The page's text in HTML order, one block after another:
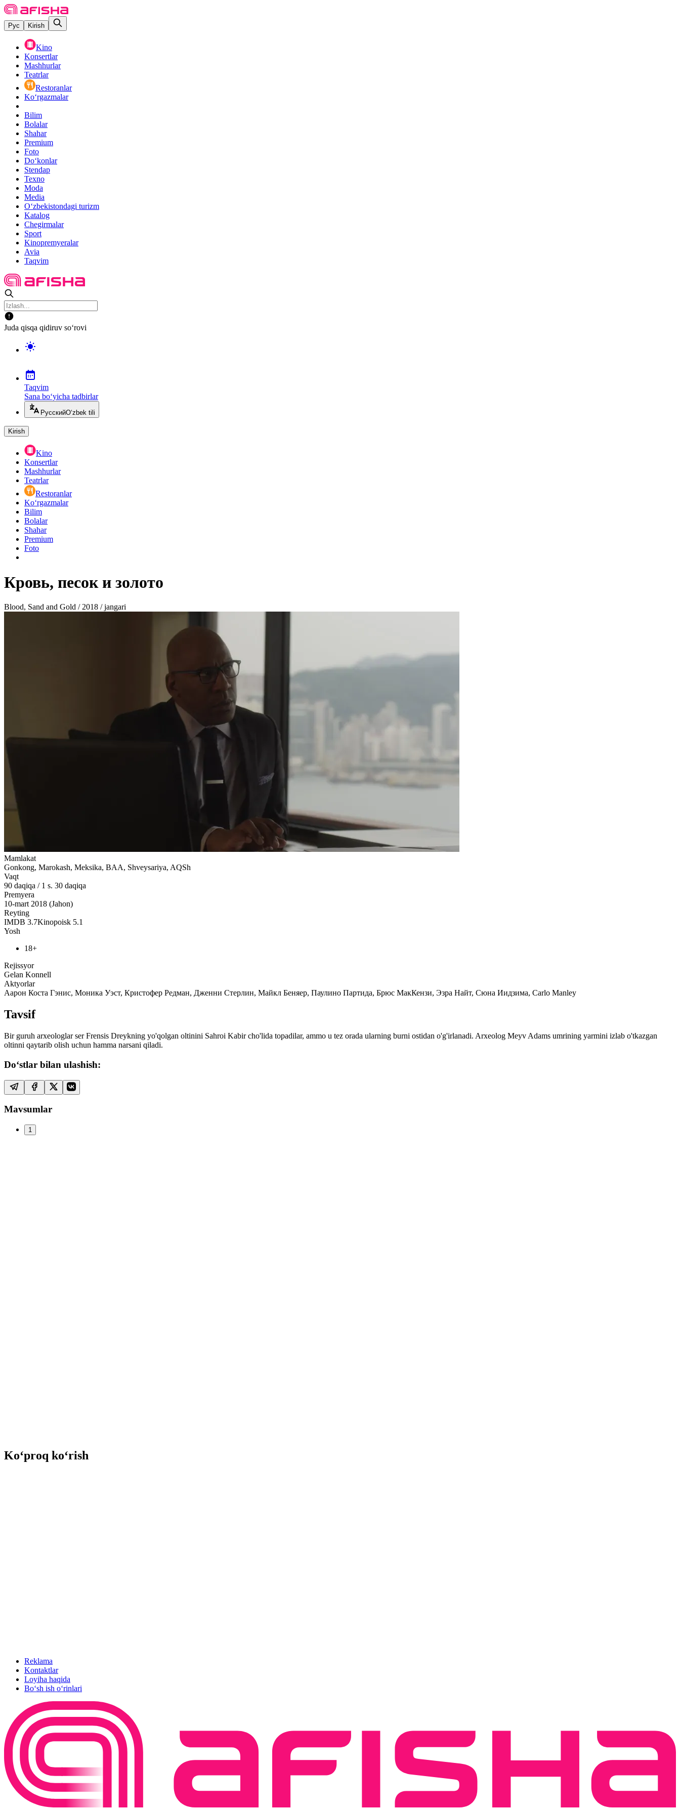
Рус Kirish
Kino
Konsertlar
Mashhurlar
Teatrlar
Restoranlar
Ko‘rgazmalar
Bilim
Bolalar
Shahar
Premium
Foto
Do‘konlar
Stendap
Texno
Moda
Media
O‘zbekistondagi turizm
Katalog
Chegirmalar
Sport
Kinopremyeralar
Avia
Taqvim
Juda qisqa qidiruv so‘rovi
Taqvim
Sana bo‘yicha tadbirlar
РусскийO‘zbek tili
Kirish
Kino
Konsertlar
Mashhurlar
Teatrlar
Restoranlar
Ko‘rgazmalar
Bilim
Bolalar
Shahar
Premium
Foto
Кровь, песок и золото
Blood, Sand and Gold / 2018 / jangari
Mamlakat
Gonkong, Marokash, Meksika, BAA, Shveysariya, AQSh
Vaqt
90 daqiqa / 1 s. 30 daqiqa
Premyera
10-mart 2018 (Jahon)
Reyting
IMDB 3.7Kinopoisk 5.1
Yosh
18+
Rejissyor
Gelan Konnell
Aktyorlar
Аарон Коста Гэнис, Моника Уэст, Кристофер Редман, Дженни Стерлин, Майкл Беняер, Паулино Партида, Брюс МакКензи, Эзра Найт, Сюна Иидзима, Carlo Manley
Tavsif
Bir guruh arxeologlar ser Frensis Dreykning yo'qolgan oltinini Sahroi Kabir cho'lida topadilar, ammo u tez orada ularning burni ostidan o'g'irlanadi. Arxeolog Meyv Adams umrining yarmini izlab o'tkazgan
oltinni qaytarib olish uchun hamma narsani qiladi.
Do‘stlar bilan ulashish:
Mavsumlar
1
Ko‘proq ko‘rish
Reklama
Kontaktlar
Loyiha haqida
Bo‘sh ish o‘rinlari